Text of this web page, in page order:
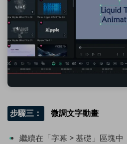
步驟三： 微調文字動畫
繼續在「字幕 > 基礎」區塊中